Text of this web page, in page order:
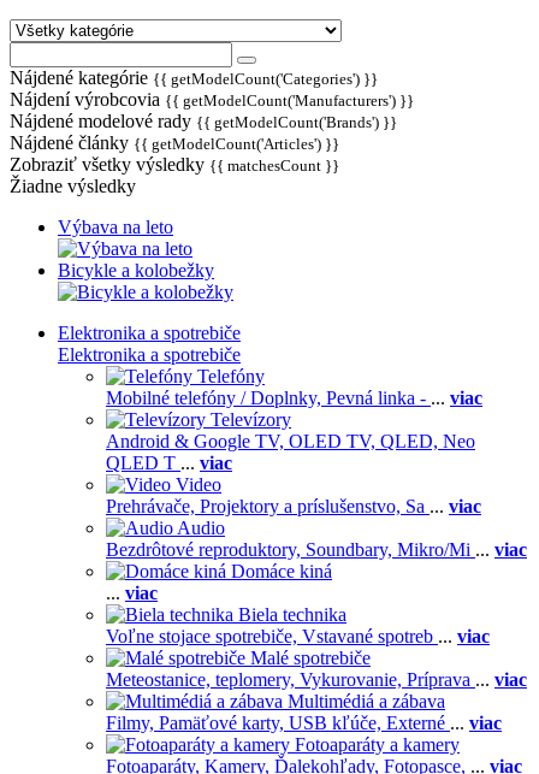
Nájdené kategórie {{ getModelCount('Categories') }}
Nájdení výrobcovia {{ getModelCount('Manufacturers') }}
Nájdené modelové rady {{ getModelCount('Brands') }}
Nájdené články {{ getModelCount('Articles') }}
Zobraziť všetky výsledky {{ matchesCount }}
Žiadne výsledky
Výbava na leto
Bicykle a kolobežky
Elektronika a spotrebiče
Elektronika a spotrebiče
Telefóny
Mobilné telefóny / Doplnky, Pevná linka - ... viac
Televízory
Android & Google TV, OLED TV, QLED, Neo
QLED T ... viac
Video
Prehrávače, Projektory a príslušenstvo, Sa ... viac
Audio
Bezdrôtové reproduktory, Soundbary, Mikro/Mi ... viac
Domáce kiná
... viac
Biela technika
Voľne stojace spotrebiče, Vstavané spotreb ... viac
Malé spotrebiče
Meteostanice, teplomery, Vykurovanie, Príprava ... viac
Multimédiá a zábava
Filmy, Pamäťové karty, USB kľúče, Externé ... viac
Fotoaparáty a kamery
Fotoaparáty, Kamery, Ďalekohľady, Fotopasce, ... viac